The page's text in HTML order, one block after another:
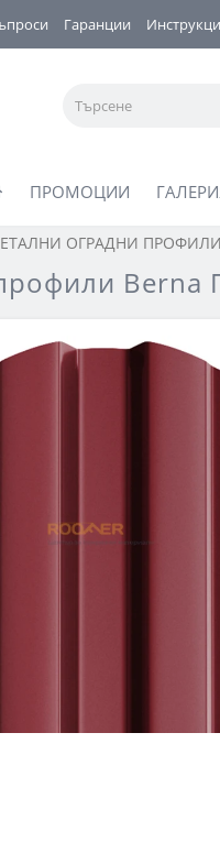
Гаранции
ПРОМОЦИИ
ОГРАДНИ ПРОФИЛИ
Berna